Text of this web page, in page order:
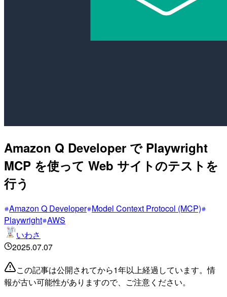
Amazon Q Developer で Playwright
MCP を使って Web サイトのテストを
行う
Amazon Q Developer Model Context Protocol (MCP)
Playwright AWS
いわさ
2025.07.07
この記事は公開されてから1年以上経過しています。情
報が古い可能性がありますので、ご注意ください。